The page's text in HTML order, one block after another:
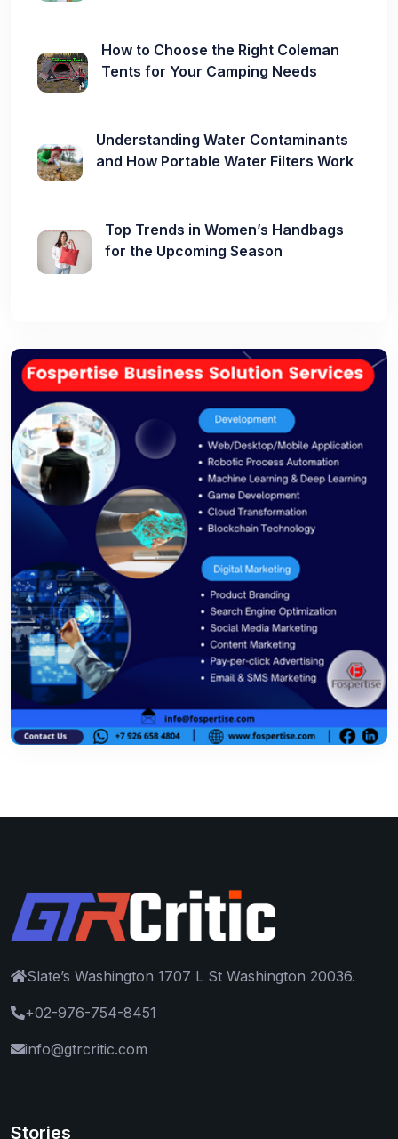
How to Choose the Right Coleman
Tents for Your Camping Needs
Understanding Water Contaminants
and How Portable Water Filters Work
Top Trends in Women’s Handbags
for the Upcoming Season
Slate’s Washington 1707 L St Washington 20036.
+02-976-754-8451
info@gtrcritic.com
Stories